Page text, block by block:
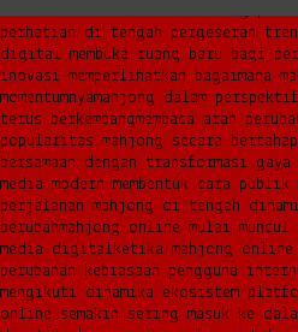
perhatian di tengah pergeseran
digital membuka ruang baru bagi
inovasi memperlihatkan bagaimana
momentumnyamahjong dalam
terus berkembangmembaca arah
popularitas mahjong secara bertahap
bersamaan dengan transformasi
media modern membentuk cara
perjalanan mahjong di tengah
berubahmahjong online mulai muncul
media digital ketika mahjong
perubahan kebiasaan pengguna
mengikuti dinamika ekosistem
online semakin sering masuk ke